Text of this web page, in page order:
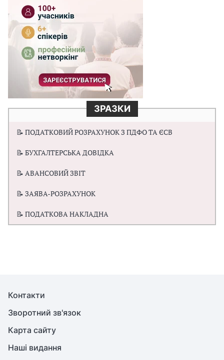
ЗРАЗКИ
📝 ПОДАТКОВИЙ РОЗРАХУНОК З ПДФО ТА ЄСВ
📝 БУХГАЛТЕРСЬКА ДОВІДКА
📝 АВАНСОВИЙ ЗВІТ
📝 ЗАЯВА-РОЗРАХУНОК
📝 ПОДАТКОВА НАКЛАДНА
Контакти
Зворотний зв'язок
Карта сайту
Наші видання